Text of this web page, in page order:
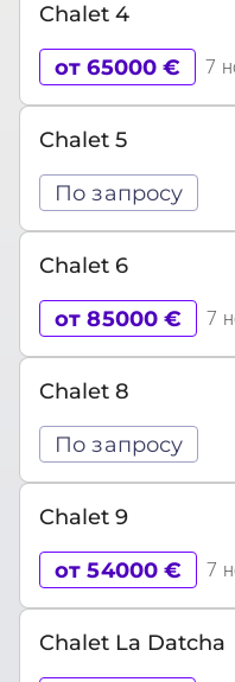
Chalet 4
от 65000 € 7
Chalet 5
По запросу
Chalet 6
от 85000 € 7
Chalet 8
По запросу
Chalet 9
от 54000 € 7
Chalet La Datcha